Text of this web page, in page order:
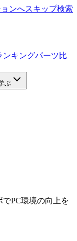
ンへスキップ検索
ンキングパーツ比
ぶ
でPC環境の向上を